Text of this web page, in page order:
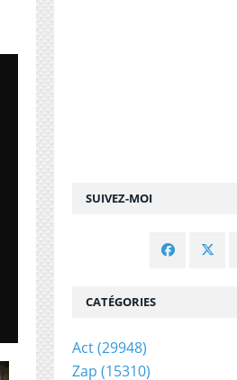
SUIVEZ-MOI
CATÉGORIES
Act(29948)
Zap (15310)